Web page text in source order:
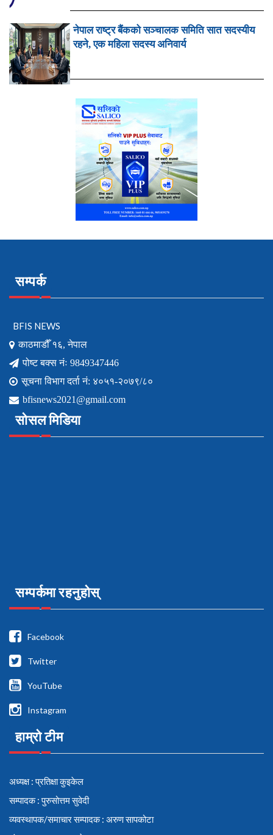
नेपाल राष्ट्र बैंकको सञ्चालक समिति सात सदस्यीय
रहने, एक महिला सदस्य अनिवार्य
सम्पर्क
BFIS NEWS
काठमाडौँ १६, नेपाल
पोष्ट बक्स नंः 9849347446
सूचना विभाग दर्ता नं: ४०५१-२०७९/८०
bfisnews2021@gmail.com
सोसल मिडिया
सम्पर्कमा रहनुहोस्
Facebook
Twitter
YouTube
Instagram
हाम्रो टीम
अध्यक्ष : प्रतिक्षा कुइकेल
सम्पादक : पुरुसोत्तम सुवेदी
व्यवस्थापक/समाचार सम्पादक : अरुण सापकोटा